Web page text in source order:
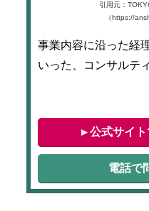
引用元：
（https://
事業内容に沿った経
いった、コンサルテ
▸ 公式サイ
電話で